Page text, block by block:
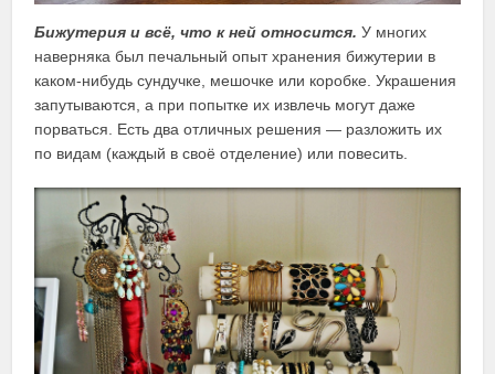
Бижутерия и всё, что к ней относится. У многих
наверняка был печальный опыт хранения бижутерии в
каком-нибудь сундучке, мешочке или коробке. Украшения
запутываются, а при попытке их извлечь могут даже
порваться. Есть два отличных решения — разложить их
по видам (каждый в своё отделение) или повесить.